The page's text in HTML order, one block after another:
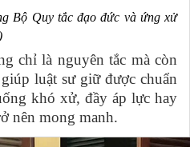
Bộ Quy tắc đạo đức và ứng xử
chỉ là nguyên tắc mà còn
luật sư giữ được chuẩn
khó xử, đầy áp lực hay
nên mong manh.